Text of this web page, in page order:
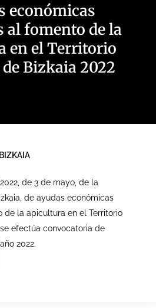
económicas
al fomento de la
en el Territorio
Bizkaia 2022
de 3 de mayo, de la
de ayudas económicas
de la apicultura en el Territorio
efectúa convocatoria de
2022.